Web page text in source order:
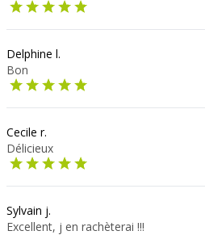
Delphine l.
Bon
Cecile r.
Délicieux
Sylvain j.
Excellent, j en rachèterai !!!